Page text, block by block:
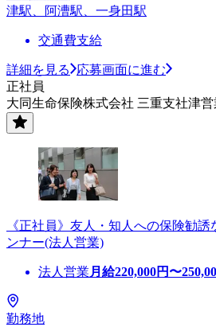
津駅、阿漕駅、一身田駅
交通費支給
詳細を見る
応募画面に進む
正社員
大同生命保険株式会社 三重支社津
《正社員》友人・知人への保険勧
ンナー(法人営業)
法人営業 月給220,000円〜
勤務地